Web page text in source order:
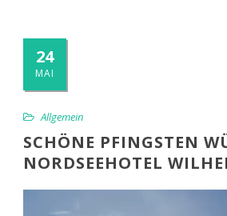
24
MAI
Allgemein
SCHÖNE PFINGSTEN
NORDSEEHOTEL